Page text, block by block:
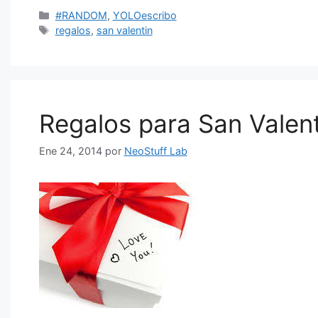
Categorías
#RANDOM, YOLOescribo
Etiquetas
regalos, san valentin
Regalos para San
Ene 24, 2014 por NeoStuff Lab